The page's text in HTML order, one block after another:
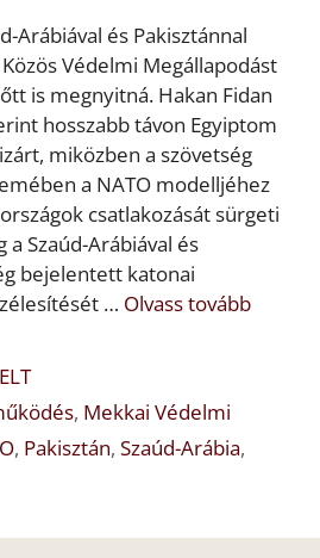
Arábiával és Pakisztánnal
Védelmi Megállapodást
is megnyitná. Hakan Fidan
hosszabb távon Egyiptom
miközben a szövetség
a NATO modelljéhez
csatlakozását sürgeti
Szaúd-Arábiával és
bejelentett katonai
… Olvass tovább
, Mekkai Védelmi
, Pakisztán, Szaúd-Arábia,